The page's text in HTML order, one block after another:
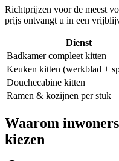
Richtprijzen voor de meest
prijs ontvangt u in een
Dienst
Badkamer compleet kitten
Keuken kitten (werkblad +
Douchecabine kitten
Ramen & kozijnen per stuk
Waarom
kiezen